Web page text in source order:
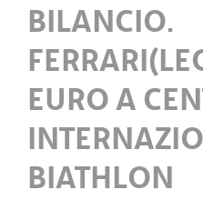
BILANCIO.
EURO A
BIATHLON